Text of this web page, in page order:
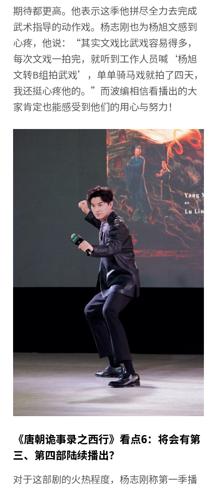
期待都更高。他表示这季他拼尽全力去完成
武术指导的动作戏。杨志刚也为杨旭文感到
心疼，他说：“其实文戏比武戏容易得多，
每次文戏一拍完，就听到工作人员喊‘杨旭
文转B组拍武戏’，单单骑马戏就拍了四天，
我还挺心疼他的。”而波编相信看播出的大
家肯定也能感受到他们的用心与努力！
《唐朝诡事录之西行》看点6：将会有第
三、第四部陆续播出？
对于这部剧的火热程度，杨志刚称第一季播